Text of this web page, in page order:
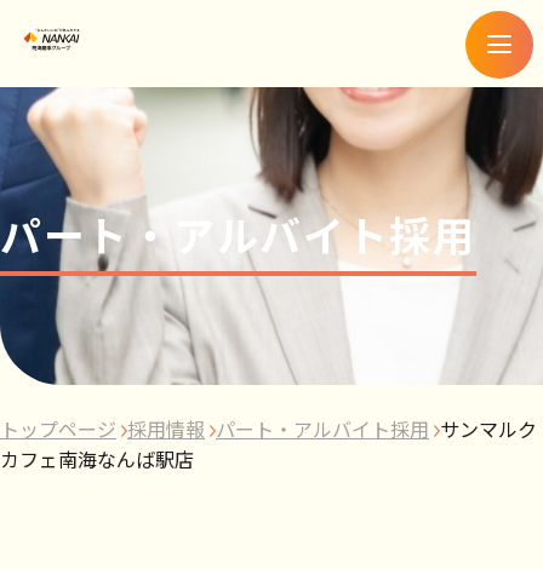
メ
ニ
ー
パート・アルバイト採用
トップページ 採用情報 パート・アルバイト採用 サンマルク
カフェ南海なんば駅店